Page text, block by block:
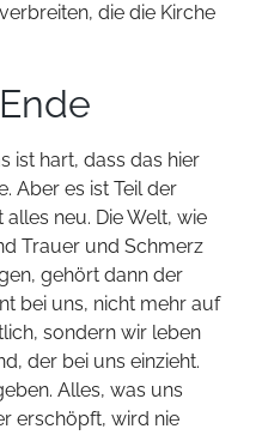
die die Kirche
ist hart, dass das hier
Aber es ist Teil der
neu. Die Welt, wie
Trauer und Schmerz
gehört dann der
bei uns, nicht mehr auf
sondern wir leben
der bei uns einzieht.
Alles, was uns
erschöpft, wird nie